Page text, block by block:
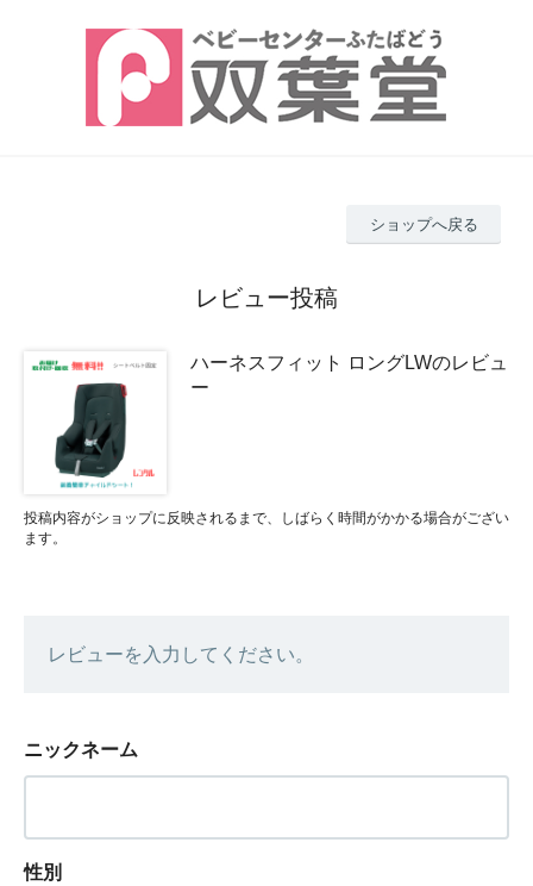
ショップへ戻る
レビュー投稿
ハーネスフィット ロングLWのレビュ
ー
投稿内容がショップに反映されるまで、しばらく時間がかかる場合がござい
ます。
レビューを入力してください。
ニックネーム
性別